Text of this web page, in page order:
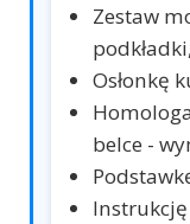
Zestaw
Osłonkę
belce -